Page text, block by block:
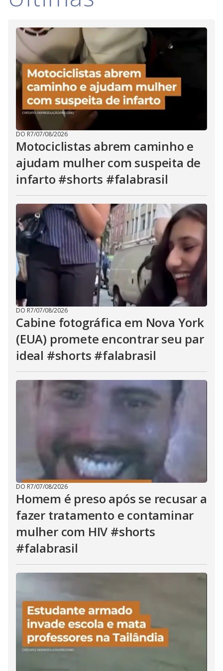
i
d
e
o
DO R7/07/08/2026
Motociclistas abrem caminho e
ajudam mulher com suspeita de
infarto #shorts #falabrasil
DO R7/07/08/2026
Cabine fotográfica em Nova York
(EUA) promete encontrar seu par
ideal #shorts #falabrasil
DO R7/07/08/2026
Homem é preso após se recusar a
fazer tratamento e contaminar
mulher com HIV #shorts
#falabrasil